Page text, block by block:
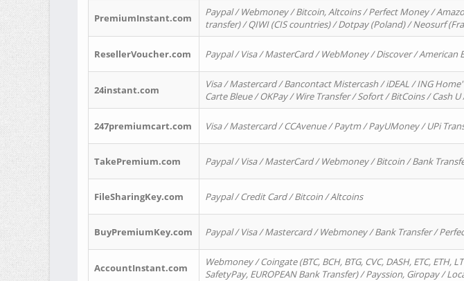
PremiumInstant.com
Paypal / Webmoney / Bitcoin, Altcoins / Perfect Money /
transfer) / QIWI (CIS countries) / Dotpay (Poland) / Neosurf
ResellerVoucher.com Paypal / Visa / MasterCard / WebMoney / Discover / American
24instant.com
Visa / Mastercard / Bancontact Mistercash / iDEAL / ING
Carte Bleue / OKPay / Wire Transfer / Sofort / BitCoins / Cash
247premiumcart.com Visa / Mastercard / CCAvenue / Paytm / PayUMoney / UPi
TakePremium.com Paypal / Visa / MasterCard / Webmoney / Bitcoin / Bank
FileSharingKey.com Paypal / Credit Card / Bitcoin / Altcoins
BuyPremiumKey.com Paypal / Visa / Mastercard / Webmoney / Bank Transfer /
AccountInstant.com
Webmoney / Coingate (BTC, BCH, BTG, CVC, DASH, ETC, ETH,
SafetyPay, EUROPEAN Bank Transfer) / Payssion, Giropay /